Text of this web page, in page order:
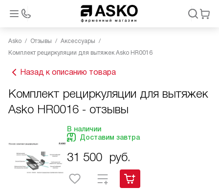
Asko Отзывы
Аксессуары
Комплект рециркуляции для вытяжек Asko HR0016
Назад к описанию товара
Комплект рециркуляции для вытяжек
Asko HR0016 - отзывы
В наличии
Доставим завтра
31 500 руб.